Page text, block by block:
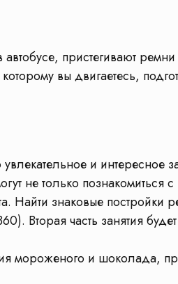
пристегивают
вы двигаетесь,
и интересное
не только познакомиться
Найти знаковые
Вторая часть занятия
мороженого и шоколада,